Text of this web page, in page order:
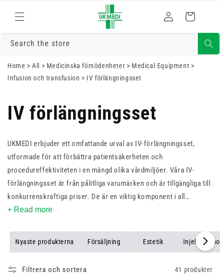
innehåll
in
Varukorg
Search the store
Home >All > Medicinska förnödenheter > Medical Equipment >
Infusion och transfusion > IV förlängningsset
IV förlängningsset
UKMEDI erbjuder ett omfattande urval av IV-förlängningsset,
utformade för att förbättra patientsäkerheten och
procedureffektiviteten i en mängd olika vårdmiljöer. Våra IV-
förlängningsset är från pålitliga varumärken och är tillgängliga till
konkurrenskraftiga priser. De är en viktig komponent i all
infusionsterapi, och tillhandahåller den vitala länken mellan
för att hitta de perfekta IV-förlängningsseten för din medicinska
+ Read more
Nyaste produkterna Försäljning Estetik
Filtrera och sortera 41 produkter